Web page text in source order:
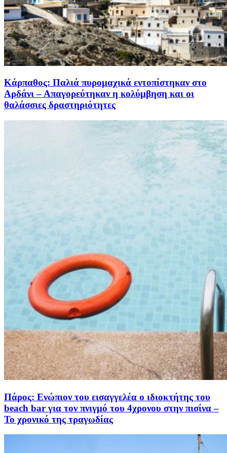
Κάρπαθος: Παλιά πυρομαχικά εντοπίστηκαν στο
Αρδάνι – Απαγορεύτηκαν η κολύμβηση και οι
θαλάσσιες δραστηριότητες
Πάρος: Ενώπιον του εισαγγελέα ο ιδιοκτήτης του
beach bar για τον πνιγμό του 4χρονου στην πισίνα –
Το χρονικό της τραγωδίας